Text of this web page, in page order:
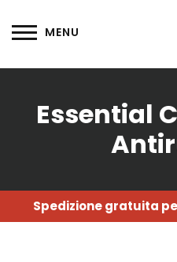
Essential
Spedizione gratuita